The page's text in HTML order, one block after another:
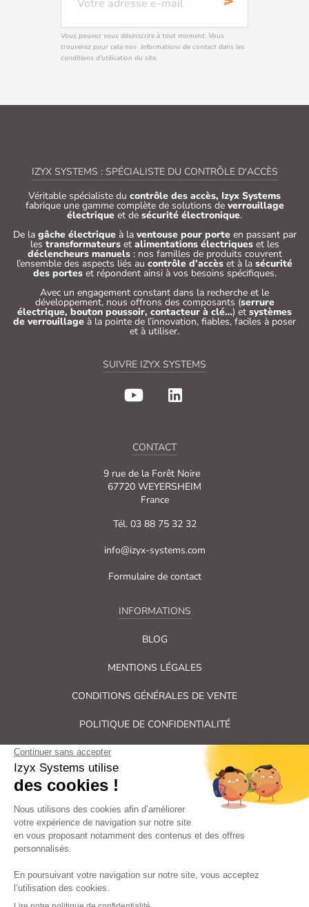
Vous pouvez vous désinscrire à tout moment. Vous
trouverez pour cela nos informations de contact dans les
conditions d'utilisation du site.
IZYX SYSTEMS : SPÉCIALISTE DU CONTRÔLE D'ACCÈS
Véritable spécialiste du contrôle des accès, Izyx Systems
fabrique une gamme complète de solutions de verrouillage
électrique et de sécurité électronique.
De la gâche électriqueà la ventouse pour porteen passant par
les transformateurset alimentations électriqueset les
déclencheurs manuels: nos familles de produits couvrent
l’ensemble des aspects liés au contrôle d’accès et à la sécurité
des porteset répondent ainsi à vos besoins spécifiques.
Avec un engagement constant dans la recherche et le
développement, nous offrons des composants (serrure
électrique, bouton poussoir, contacteur à clé…) et systèmes
de verrouillage à la pointe de l’innovation, fiables, faciles à poser
et à utiliser.
SUIVRE IZYX SYSTEMS
CONTACT
9 rue de la Forêt Noire
67720 WEYERSHEIM
France
Tél. 03 88 75 32 32
info@izyx-systems.com
Formulaire de contact
INFORMATIONS
BLOG
MENTIONS LÉGALES
CONDITIONS GÉNÉRALES DE VENTE
POLITIQUE DE CONFIDENTIALITÉ
Tous droits réservés Izyx Systems ©
Contrôle des accès et verrouillage de porte : serrure électrique,
gâche électrique, ventouse électromagnétique